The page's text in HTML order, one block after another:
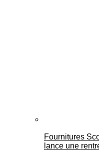
Fournitures
lance une